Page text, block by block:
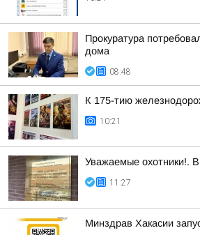
Прокуратура
дома
08:48
К 175-тию
10:21
Уважаемые охотники!.
11:27
Минздрав Хакасии